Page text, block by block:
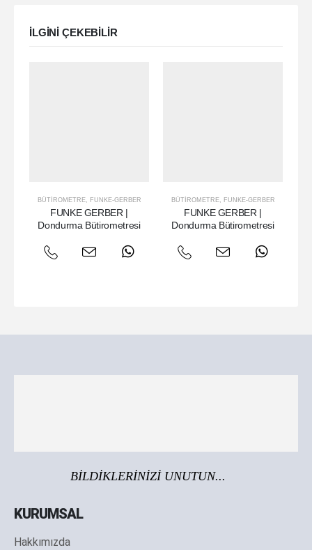
ILGINI ÇEKEBILIR
BÜTIROMETRE, FUNKE-GERBER
FUNKE GERBER |
Dondurma Bütirometresi
BÜTIROMETRE, FUNKE-GERBER
FUNKE GERBER |
Dondurma Bütirometresi
BİLDİKLERİNİZİ UNUTUN...
KURUMSAL
Hakkımızda